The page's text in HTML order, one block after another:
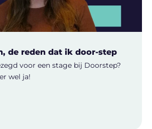
de reden dat ik door-step
voor een stage bij Doorstep?
wel ja!